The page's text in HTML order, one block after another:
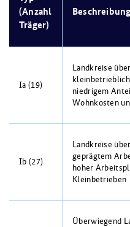
(Anzahl
Träger)
Beschreibung
Ia (19)
Landkreise
niedrigem
Wohnkosten
Ib (27)
Landkreise
geprägtem
hoher
Kleinbetrieben
Überwiegend